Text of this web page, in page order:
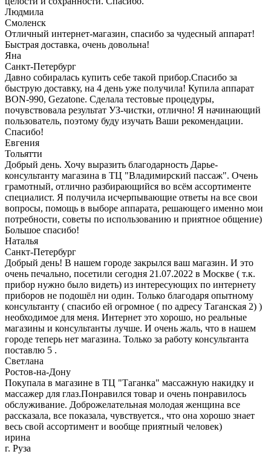
Людмила
Смоленск
Отличный интернет-магазин, спасибо за чудесный аппарат!
Быстрая доставка, очень довольна!
Яна
Санкт-Петербург
Давно собиралась купить себе такой прибор.Спасибо за
быструю доставку, на 4 день уже получила! Купила аппарат
BON-990, Gezatone. Сделала тестовые процедуры,
почувствовала результат УЗ-чистки, отлично! Я начинающий
пользователь, поэтому буду изучать Ваши рекомендации.
Спасибо!
Евгения
Тольятти
Добрый день. Хочу выразить благодарность Дарье-
консультанту магазина в ТЦ "Владимирский пассаж". Очень
грамотный, отлично разбирающийся во всём ассортименте
специалист. Я получила исчерпывающие ответы на все свои
вопросы, помощь в выборе аппарата, решающего именно мои
потребности, советы по использованию и приятное общение)
Большое cпасибо!
Наталья
Санкт-Петербург
Добрый день! В нашем городе закрылся ваш магазин. И это
очень печально, посетили сегодня 21.07.2022 в Москве ( т.к.
прибор нужно было видеть) из интересующих по интернету
приборов не подошёл ни один. Только благодаря опытному
консультанту ( спасибо ей огромное ( по адресу Таганская 2) )
необходимое для меня. Интернет это хорошо, но реальные
магазины и консультанты лучше. И очень жаль, что в нашем
городе теперь нет магазина. Только за работу консультанта
поставлю 5 .
Светлана
Ростов-на-Дону
Покупала в магазине в ТЦ "Таганка" массажную накидку и
массажер для глаз.Понравился товар и очень понравилось
обслуживание. Доброжелательная молодая женщина все
рассказала, все показала, чувствуется., что она хорошо знает
весь свой ассортимент и вообще приятный человек)
ирина
г. Руза